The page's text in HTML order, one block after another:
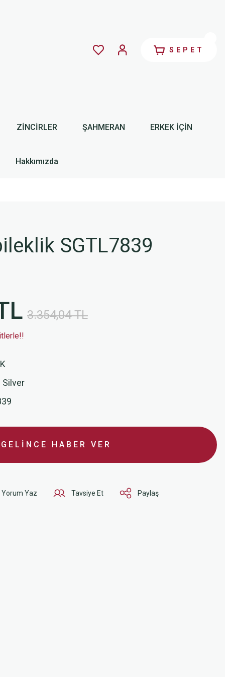
SEPET
ZİNCİRLER ŞAHMERAN ERKEK İÇİN
Hakkımızda
SGTL7839
3.354,04 TL
Silver
GELİNCE HABER VER
Yorum Yaz Tavsiye Et Paylaş